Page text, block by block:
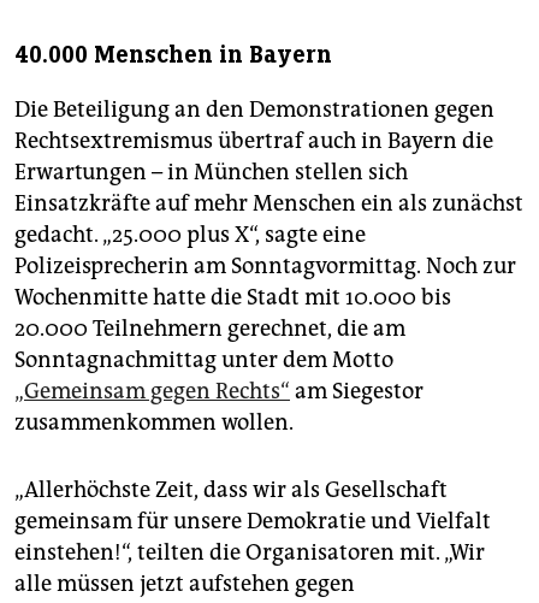
40.000 Menschen in Bayern
Die Beteiligung an den Demonstrationen gegen
Rechtsextremismus übertraf auch in Bayern die
Erwartungen – in München stellen sich
Einsatzkräfte auf mehr Menschen ein als zunächst
gedacht. „25.000 plus X“, sagte eine
Polizeisprecherin am Sonntagvormittag. Noch zur
Wochenmitte hatte die Stadt mit 10.000 bis
20.000 Teilnehmern gerechnet, die am
Sonntagnachmittag unter dem Motto
„Gemeinsam gegen Rechts“ am Siegestor
zusammenkommen wollen.
„Allerhöchste Zeit, dass wir als Gesellschaft
gemeinsam für unsere Demokratie und Vielfalt
einstehen!“, teilten die Organisatoren mit. „Wir
alle müssen jetzt aufstehen gegen